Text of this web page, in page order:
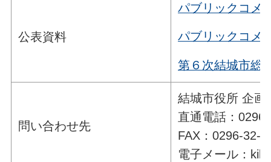
公表資料
パブリックコメ
パブリックコメ
第６次結城市総
問い合わせ先
結城市役所 企画
直通電話：
FAX：0296-32-
電子メール：